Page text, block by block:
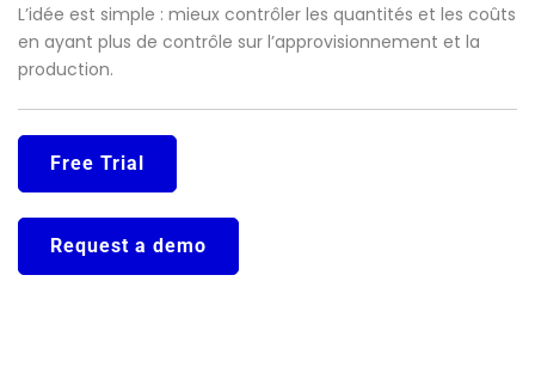
L’idée est simple : mieux contrôler les quantités et les coûts
en ayant plus de contrôle sur l’approvisionnement et la
production.
Free Trial
Request a demo